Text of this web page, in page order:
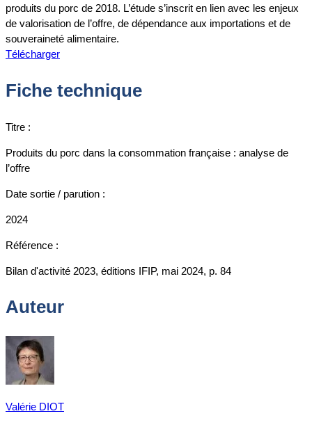
produits du porc de 2018. L’étude s’inscrit en lien avec les enjeux
de valorisation de l’offre, de dépendance aux importations et de
souveraineté alimentaire.
Télécharger
Fiche technique
Titre :
Produits du porc dans la consommation française : analyse de
l’offre
Date sortie / parution :
2024
Référence :
Bilan d'activité 2023, éditions IFIP, mai 2024, p. 84
Auteur
Valérie DIOT